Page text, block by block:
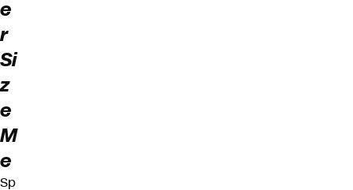
e
r
Si
z
e
M
e
Sp